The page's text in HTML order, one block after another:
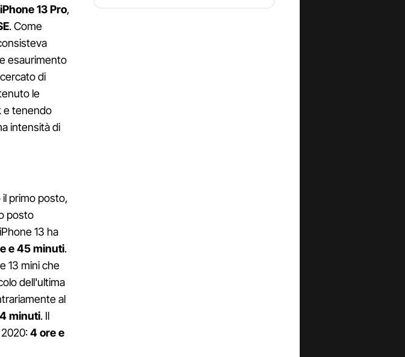
iPhone 13 Pro,
. Come
esaurimento
di
le
e tenendo
intensità di
primo posto,
posto
13 ha
e 45 minuti.
13 mini che
dell'ultima
al
minuti. Il
4 ore e